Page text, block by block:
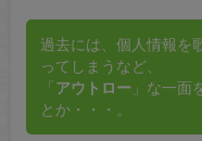
過去には、個人情報を
ってしまうなど、
「アウトロー」な一面
とか・・・。